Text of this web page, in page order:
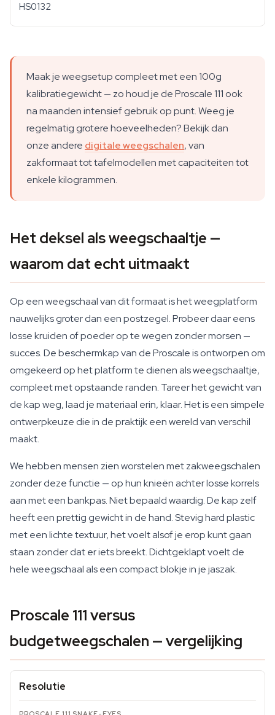
HS0132
Maak je weegsetup compleet met een 100g
kalibratiegewicht — zo houd je de Proscale 111 ook
na maanden intensief gebruik op punt. Weeg je
regelmatig grotere hoeveelheden? Bekijk dan
onze andere digitale weegschalen, van
zakformaat tot tafelmodellen met capaciteiten tot
enkele kilogrammen.
Het deksel als weegschaaltje —
waarom dat echt uitmaakt
Op een weegschaal van dit formaat is het weegplatform
nauwelijks groter dan een postzegel. Probeer daar eens
losse kruiden of poeder op te wegen zonder morsen —
succes. De beschermkap van de Proscale is ontworpen om
omgekeerd op het platform te dienen als weegschaaltje,
compleet met opstaande randen. Tareer het gewicht van
de kap weg, laad je materiaal erin, klaar. Het is een simpele
ontwerpkeuze die in de praktijk een wereld van verschil
maakt.
We hebben mensen zien worstelen met zakweegschalen
zonder deze functie — op hun knieën achter losse korrels
aan met een bankpas. Niet bepaald waardig. De kap zelf
heeft een prettig gewicht in de hand. Stevig hard plastic
met een lichte textuur, het voelt alsof je erop kunt gaan
staan zonder dat er iets breekt. Dichtgeklapt voelt de
hele weegschaal als een compact blokje in je jaszak.
Proscale 111 versus
budgetweegschalen — vergelijking
Resolutie